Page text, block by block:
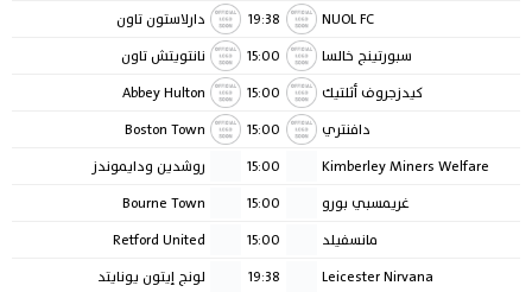
NUOL FC
19:38
دارلاستون تاون
سبورتينج خالسا
15:00
نانتويتش تاون
كيدزجروف أثلتيك
15:00
Abbey Hulton
دافنتري
15:00
Boston Town
Kimberley Miners Welfare
15:00
روشدين ودايموندز
غريمسبي بورو
15:00
Bourne Town
مانسفيلد
15:00
Retford United
Leicester Nirvana
19:38
لونج إيتون يونايتد